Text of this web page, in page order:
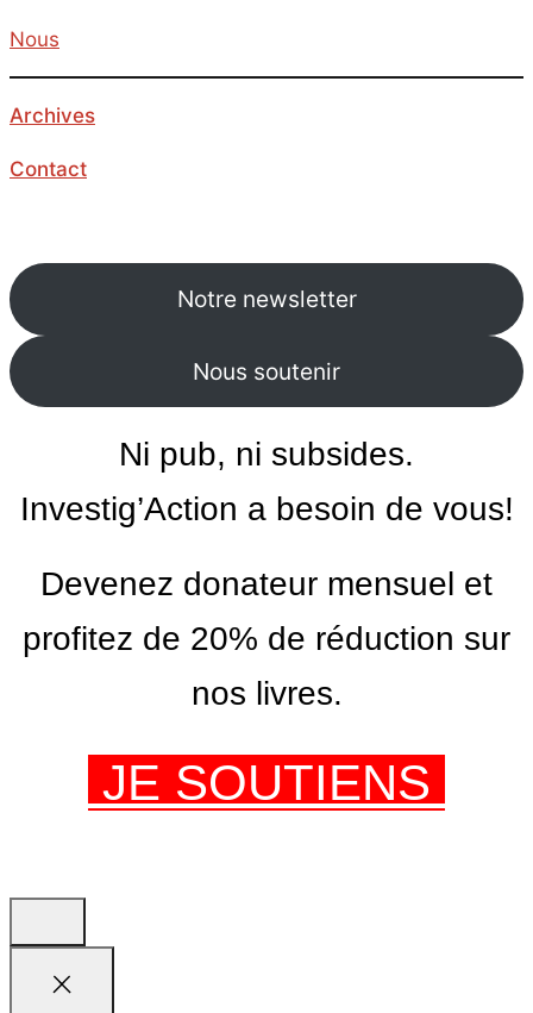
Nous
Archives
Contact
Notre newsletter
Nous soutenir
Ni pub, ni subsides.
Investig’Action a besoin de vous!
Devenez donateur mensuel et
profitez de 20% de réduction sur
nos livres.
JE SOUTIENS